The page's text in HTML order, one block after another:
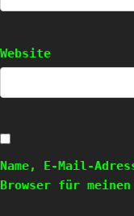
Website
Name, E-Mail-
Browser für